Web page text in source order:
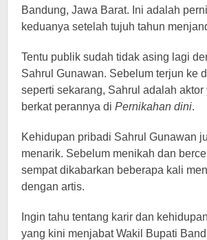
Bandung, Jawa Barat. Ini adalah
keduanya setelah tujuh tahun
Tentu publik sudah tidak asing lagi
Sahrul Gunawan. Sebelum terjun ke
seperti sekarang, Sahrul adalah
berkat perannya di Pernikahan dini.
Kehidupan pribadi Sahrul Gunawan
menarik. Sebelum menikah dan
sempat dikabarkan beberapa kali
dengan artis.
Ingin tahu tentang karir dan
yang kini menjabat Wakil Bupati